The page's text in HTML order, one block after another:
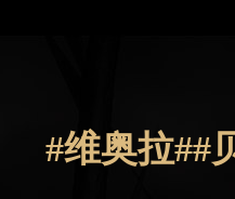
#维奥拉##